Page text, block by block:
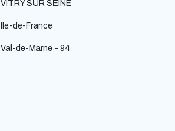
VITRY SUR SEINE
Ile-de-France
Val-de-Marne - 94